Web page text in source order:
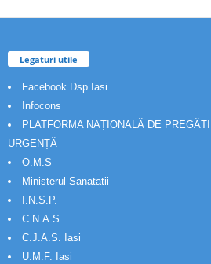
Legaturi utile
Facebook Dsp Iasi
Infocons
PLATFORMA NAȚIONALĂ DE
URGENȚĂ
O.M.S
Ministerul Sanatatii
I.N.S.P.
C.N.A.S.
C.J.A.S. Iasi
U.M.F. Iasi